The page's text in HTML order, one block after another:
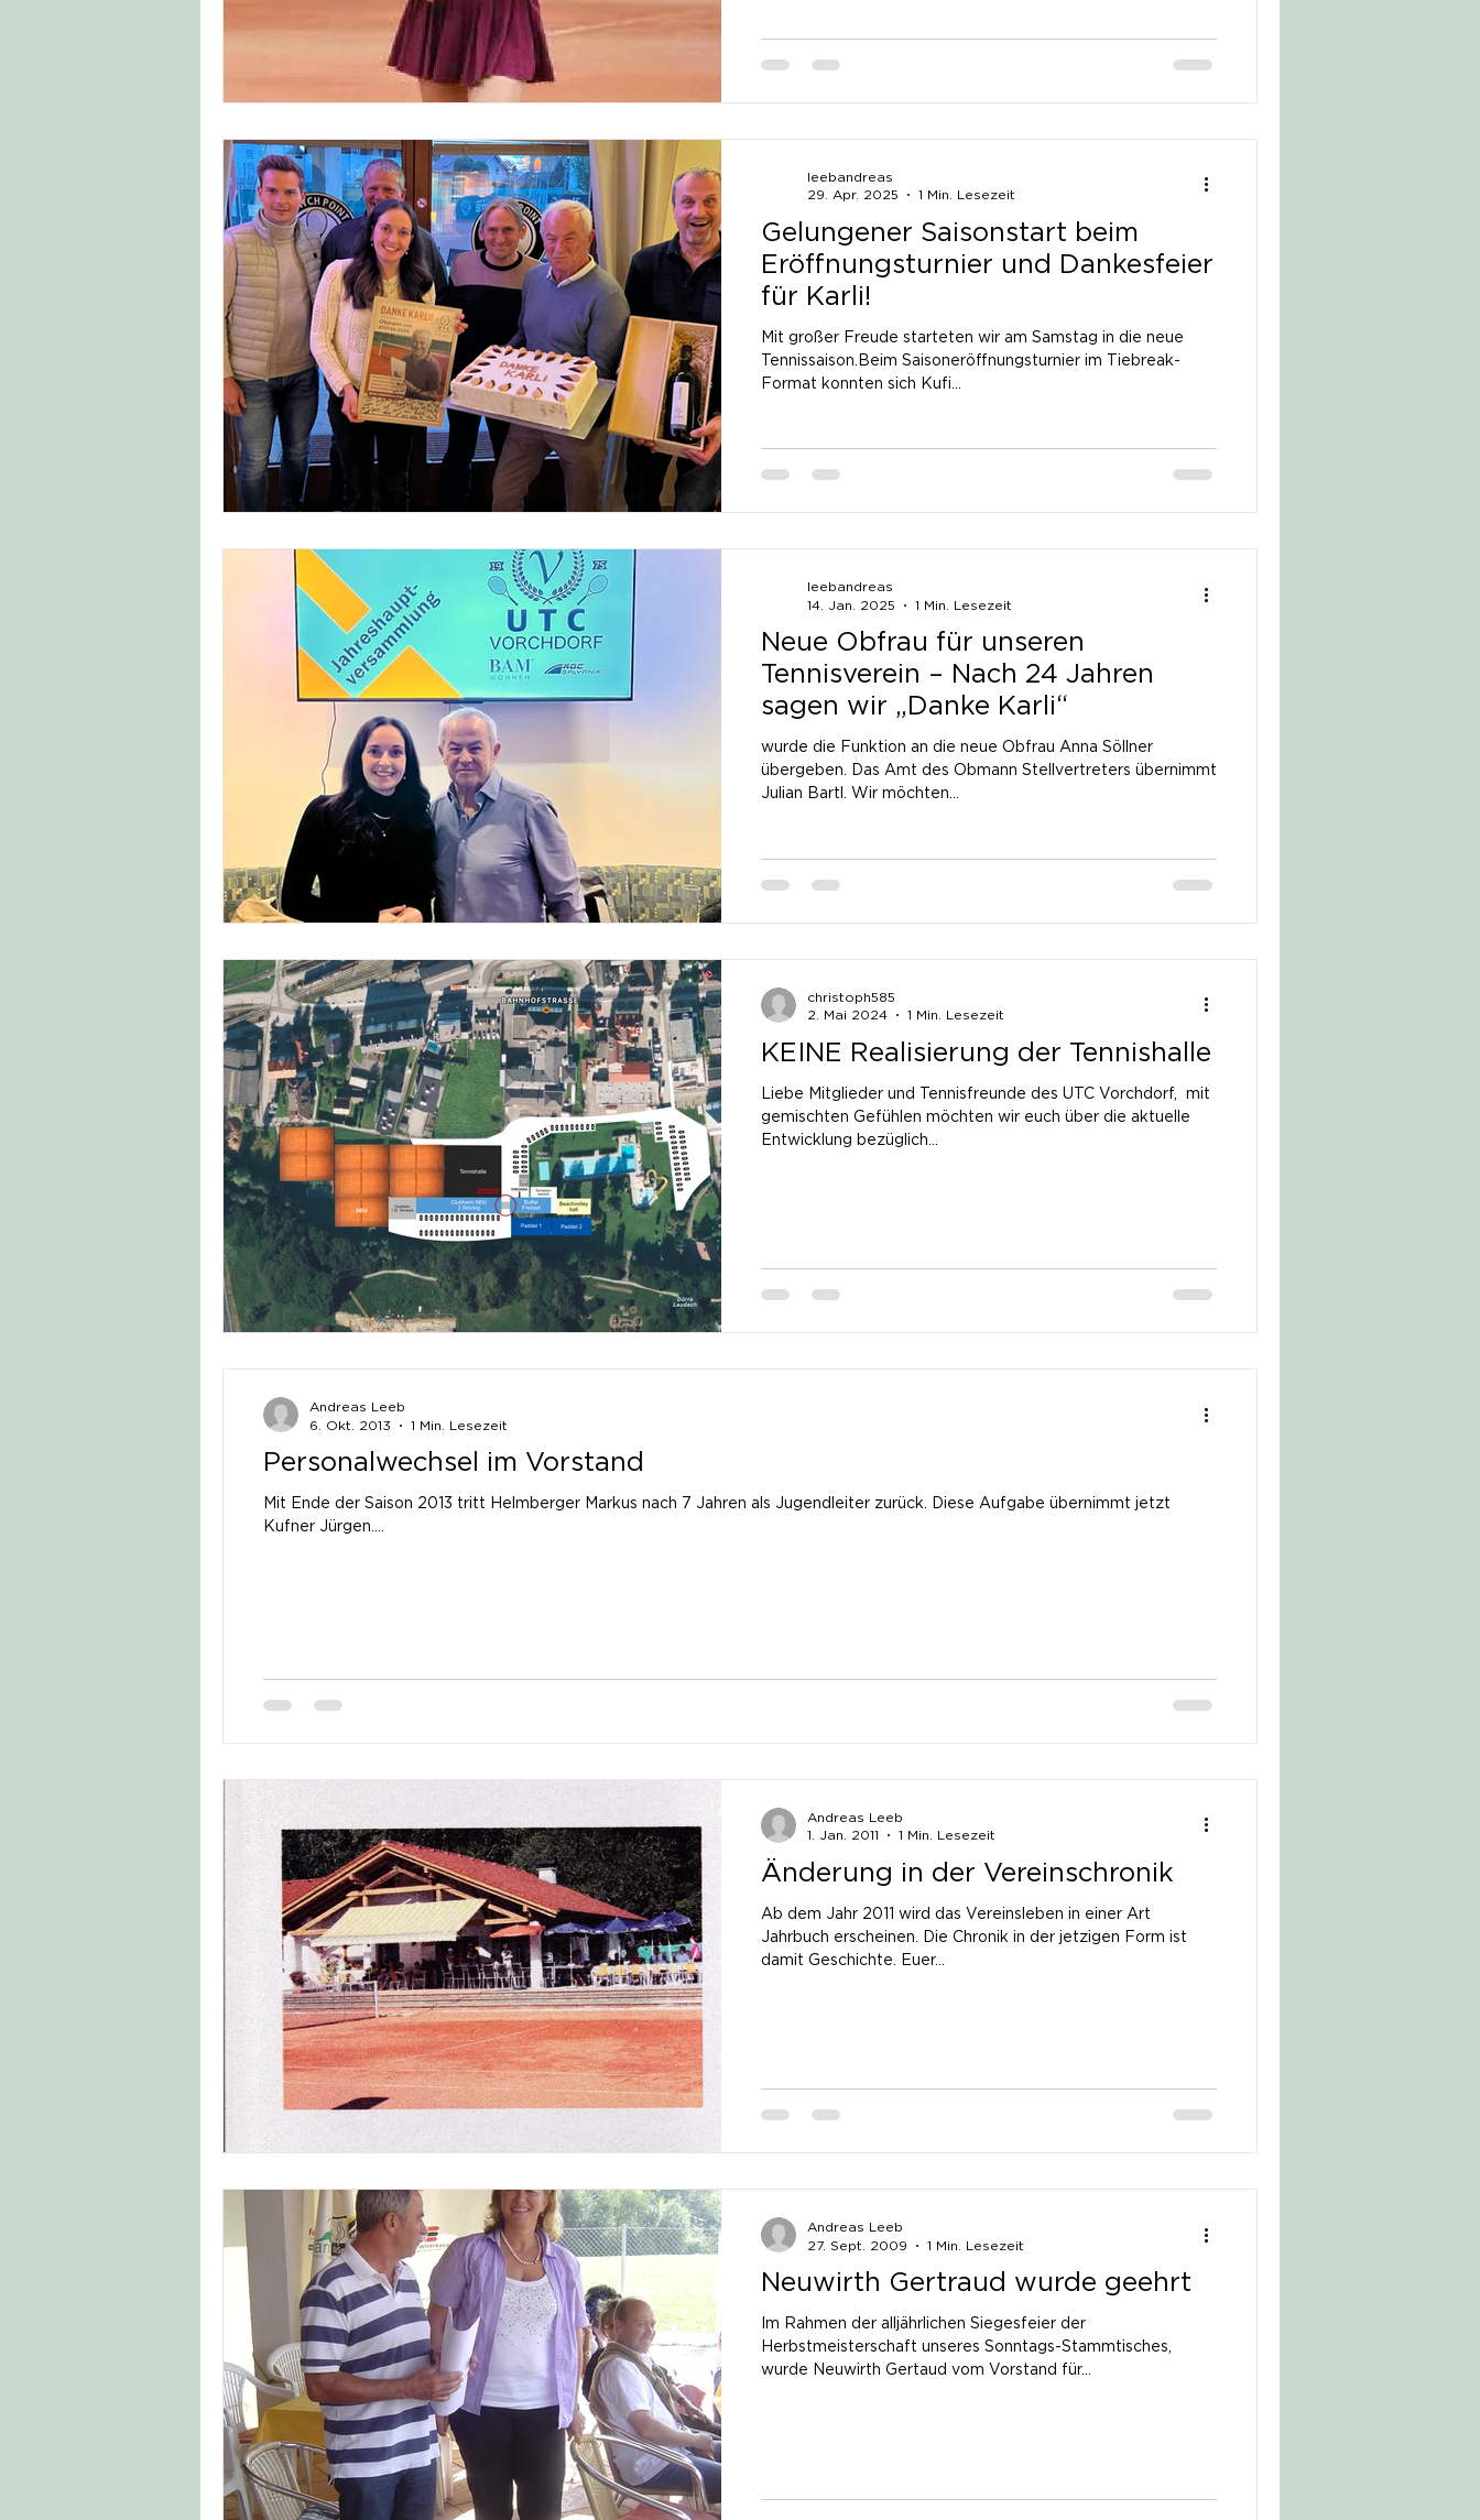
Gelungener Saisonstart beim
Eröffnungsturnier und Dankesfeier
für Karli!
Mit großer Freude starteten wir am Samstag in die neue
Tennissaison.Beim Saisoneröffnungsturnier im Tiebreak-
Format konnten sich Kufi...
leebandreas
29. Apr. 2025
1 Min. Lesezeit
Neue Obfrau für unseren
Tennisverein – Nach 24 Jahren
sagen wir „Danke Karli“
wurde die Funktion an die neue Obfrau Anna Söllner
übergeben. Das Amt des Obmann Stellvertreters übernimmt
Julian Bartl. Wir möchten...
leebandreas
14. Jan. 2025
1 Min. Lesezeit
KEINE Realisierung der Tennishalle
Liebe Mitglieder und Tennisfreunde des UTC Vorchdorf, ​ mit
gemischten Gefühlen möchten wir euch über die aktuelle
Entwicklung bezüglich...
christoph585
2. Mai 2024
1 Min. Lesezeit
Personalwechsel im Vorstand
Mit Ende der Saison 2013 tritt Helmberger Markus nach 7 Jahren als Jugendleiter zurück. Diese Aufgabe übernimmt jetzt
Kufner Jürgen....
Andreas Leeb
6. Okt. 2013
1 Min. Lesezeit
Änderung in der Vereinschronik
Ab dem Jahr 2011 wird das Vereinsleben in einer Art
Jahrbuch erscheinen. Die Chronik in der jetzigen Form ist
damit Geschichte. Euer...
Andreas Leeb
1. Jan. 2011
1 Min. Lesezeit
Neuwirth Gertraud wurde geehrt
Im Rahmen der alljährlichen Siegesfeier der
Herbstmeisterschaft unseres Sonntags-Stammtisches,
wurde Neuwirth Gertaud vom Vorstand für...
Andreas Leeb
27. Sept. 2009
1 Min. Lesezeit